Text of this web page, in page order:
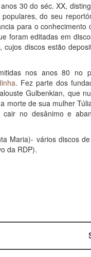
30 do séc. XX,
do seu
para o conhecimento
foram editadas em
cujos discos estão
nos anos 80 no
. Fez parte dos
Gulbenkian, que
morte de sua mulher
cair no desânimo e
Maria)- vários discos
da RDP).